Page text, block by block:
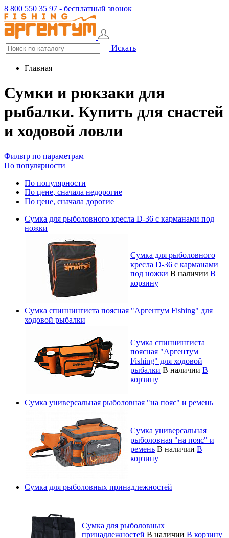
8 800 550 35 97 - бесплатный звонок
Искать
Главная
Сумки и рюкзаки для
рыбалки. Купить для снастей
и ходовой ловли
Фильтр по параметрам
По популярности
По популярности
По цене, сначала недорогие
По цене, сначала дорогие
Сумка для рыболовного кресла D-36 с карманами под
ножки
Сумка для рыболовного
кресла D-36 с карманами
под ножки В наличии В
корзину
Сумка спиннингиста поясная "Аргентум Fishing" для
ходовой рыбалки
Сумка спиннингиста
поясная "Аргентум
Fishing" для ходовой
рыбалки В наличии В
корзину
Сумка универсальная рыболовная "на пояс" и ремень
Сумка универсальная
рыболовная "на пояс" и
ремень В наличии В
корзину
Сумка для рыболовных принадлежностей
Сумка для рыболовных
принадлежностей В наличии В корзину